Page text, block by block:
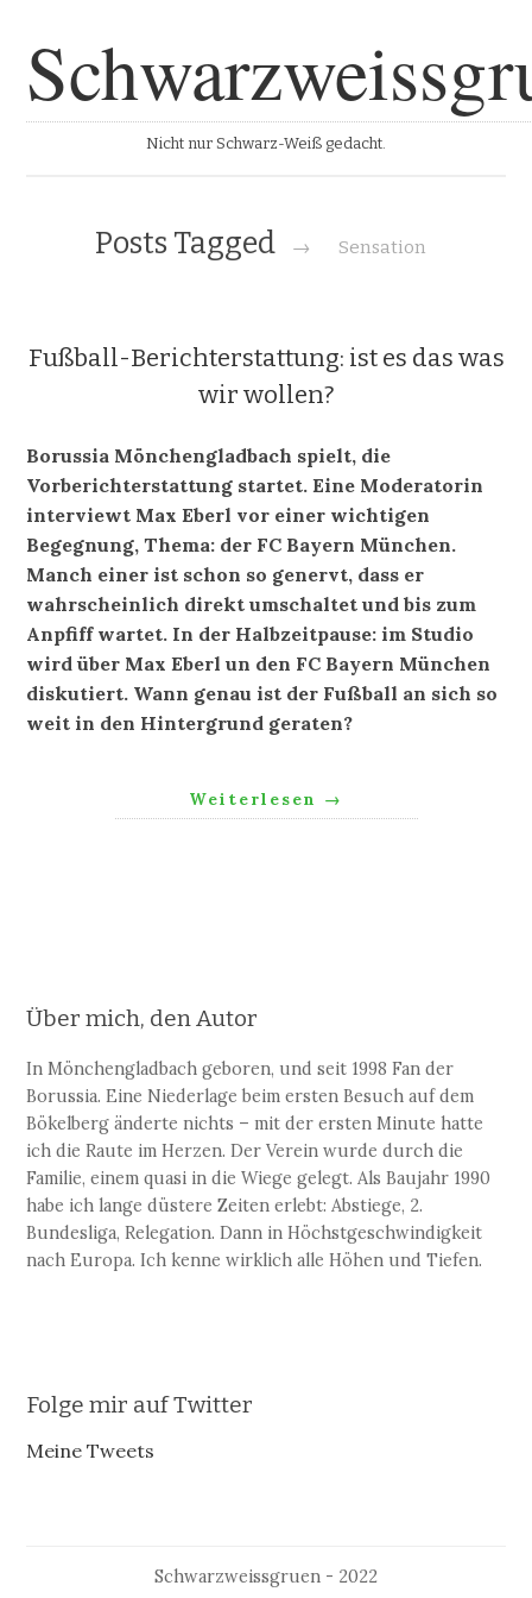
Nicht nur Schwarz-Weiß gedacht.
Posts Tagged → Sensation
Fußball-Berichterstattung: ist es das was
wir wollen?
Borussia Mönchengladbach spielt, die
Vorberichterstattung startet. Eine Moderatorin
interviewt Max Eberl vor einer wichtigen
Begegnung, Thema: der FC Bayern München.
Manch einer ist schon so genervt, dass er
wahrscheinlich direkt umschaltet und bis zum
Anpfiff wartet. In der Halbzeitpause: im Studio
wird über Max Eberl un den FC Bayern München
diskutiert. Wann genau ist der Fußball an sich so
weit in den Hintergrund geraten?
Weiterlesen →
Über mich, den Autor
In Mönchengladbach geboren, und seit 1998 Fan der
Borussia. Eine Niederlage beim ersten Besuch auf dem
Bökelberg änderte nichts – mit der ersten Minute hatte
ich die Raute im Herzen. Der Verein wurde durch die
Familie, einem quasi in die Wiege gelegt. Als Baujahr 1990
habe ich lange düstere Zeiten erlebt: Abstiege, 2.
Bundesliga, Relegation. Dann in Höchstgeschwindigkeit
nach Europa. Ich kenne wirklich alle Höhen und Tiefen.
Folge mir auf Twitter
Meine Tweets
Schwarzweissgruen - 2022